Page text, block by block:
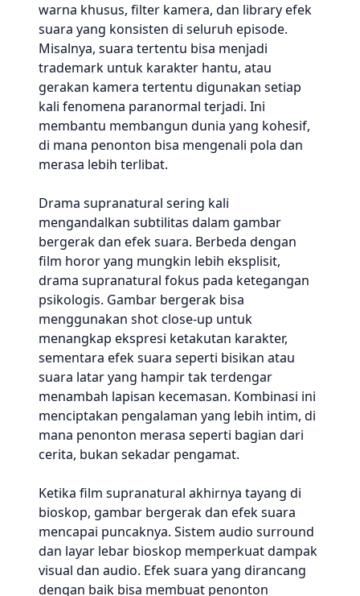
warna khusus, filter kamera, dan library efek
suara yang konsisten di seluruh episode.
Misalnya, suara tertentu bisa menjadi
trademark untuk karakter hantu, atau
gerakan kamera tertentu digunakan setiap
kali fenomena paranormal terjadi. Ini
membantu membangun dunia yang kohesif,
di mana penonton bisa mengenali pola dan
merasa lebih terlibat.
Drama supranatural sering kali
mengandalkan subtilitas dalam gambar
bergerak dan efek suara. Berbeda dengan
film horor yang mungkin lebih eksplisit,
drama supranatural fokus pada ketegangan
psikologis. Gambar bergerak bisa
menggunakan shot close-up untuk
menangkap ekspresi ketakutan karakter,
sementara efek suara seperti bisikan atau
suara latar yang hampir tak terdengar
menambah lapisan kecemasan. Kombinasi ini
menciptakan pengalaman yang lebih intim, di
mana penonton merasa seperti bagian dari
cerita, bukan sekadar pengamat.
Ketika film supranatural akhirnya tayang di
bioskop, gambar bergerak dan efek suara
mencapai puncaknya. Sistem audio surround
dan layar lebar bioskop memperkuat dampak
visual dan audio. Efek suara yang dirancang
dengan baik bisa membuat penonton